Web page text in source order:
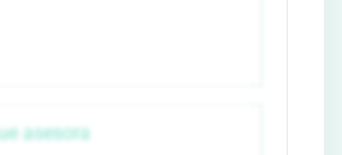
asesora